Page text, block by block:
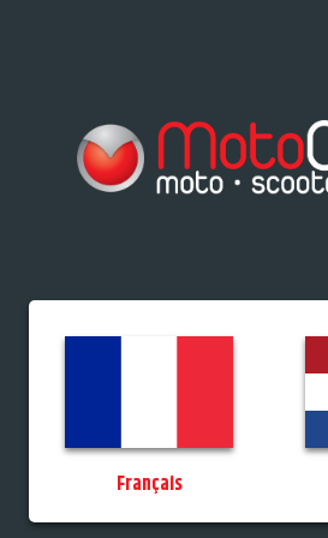
Français
Vélos Promos StockDeals